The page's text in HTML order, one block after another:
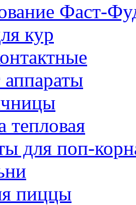
Фаст-
кур
тепловая
для поп-
пиццы